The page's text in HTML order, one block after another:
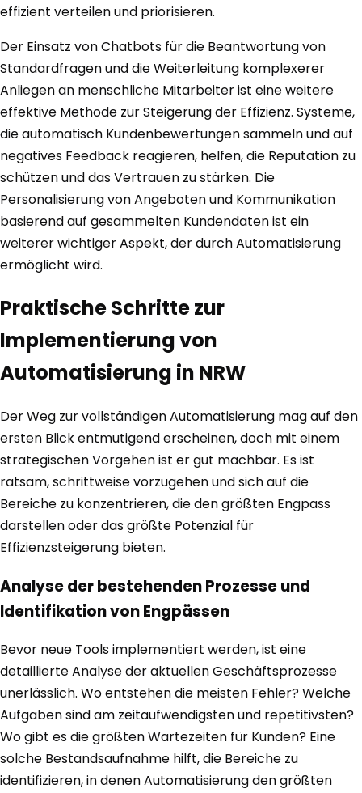
effizient verteilen und priorisieren.
Der Einsatz von Chatbots für die Beantwortung von
Standardfragen und die Weiterleitung komplexerer
Anliegen an menschliche Mitarbeiter ist eine weitere
effektive Methode zur Steigerung der Effizienz. Systeme,
die automatisch Kundenbewertungen sammeln und auf
negatives Feedback reagieren, helfen, die Reputation zu
schützen und das Vertrauen zu stärken. Die
Personalisierung von Angeboten und Kommunikation
basierend auf gesammelten Kundendaten ist ein
weiterer wichtiger Aspekt, der durch Automatisierung
ermöglicht wird.
Praktische Schritte zur
Implementierung von
Automatisierung in NRW
Der Weg zur vollständigen Automatisierung mag auf den
ersten Blick entmutigend erscheinen, doch mit einem
strategischen Vorgehen ist er gut machbar. Es ist
ratsam, schrittweise vorzugehen und sich auf die
Bereiche zu konzentrieren, die den größten Engpass
darstellen oder das größte Potenzial für
Effizienzsteigerung bieten.
Analyse der bestehenden Prozesse und
Identifikation von Engpässen
Bevor neue Tools implementiert werden, ist eine
detaillierte Analyse der aktuellen Geschäftsprozesse
unerlässlich. Wo entstehen die meisten Fehler? Welche
Aufgaben sind am zeitaufwendigsten und repetitivsten?
Wo gibt es die größten Wartezeiten für Kunden? Eine
solche Bestandsaufnahme hilft, die Bereiche zu
identifizieren, in denen Automatisierung den größten